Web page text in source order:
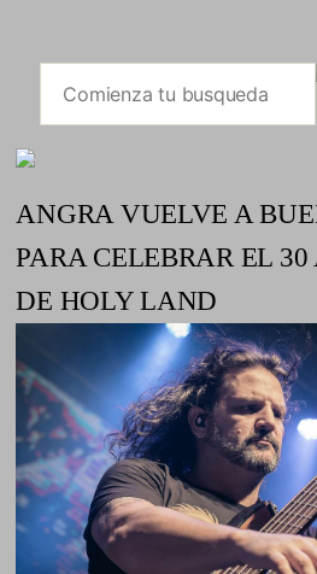
ANGRA VUELVE A
PARA CELEBRAR EL
DE HOLY LAND